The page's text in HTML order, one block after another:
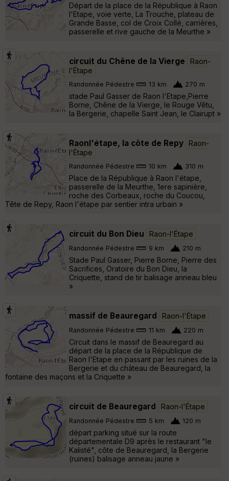
Départ de la place de la République à Raon
l'Etape, voie verte, La Trouche, plateau de
Grande Basse, col de Croix Collé, carrières,
passerelle et rive gauche de la Meurthe »
circuit du Chêne de la Vierge
Raon-
l'Étape
Randonnée Pédestre 13 km 270 m
stade Paul Gasser de Raon l'Etape,Pierre
Borne, Chêne de la Vierge, le Rouge Vêtu,
la Bergerie, chapelle Saint Jean, le Clairupt »
Raonl'étape, la côte de Repy
Raon-
l'Étape
Randonnée Pédestre 10 km 310 m
Place de la République à Raon l'étape,
passerelle de la Meurthe, 1ere sapinière,
roche des Corbeaux, roche du Coucou,
Tête de Repy, Raon l'étape par sentier intra urbain »
circuit du Bon Dieu Raon-l'Étape
Randonnée Pédestre 9 km 210 m
Stade Paul Gasser, Pierre Borne, Pierre des
Sacrifices, Oratoire du Bon Dieu, la
Criquette, stand de tir balisage anneau bleu
»
massif de Beauregard Raon-l'Étape
Randonnée Pédestre 11 km 220 m
Circuit dans le massif de Beauregard au
départ de la place de la République de
Raon l'Etape en passant par les ruines de la
Bergerie et du château de Beauregard, la
fontaine des maçons et la Criquette »
circuit de Beauregard Raon-l'Étape
Randonnée Pédestre 5 km 120 m
départ parking situé sur la route
départementale D9 après le restaurant "le
Kalisté", côte de Beauregard, la Bergerie
(ruines) balisage anneau jaune »